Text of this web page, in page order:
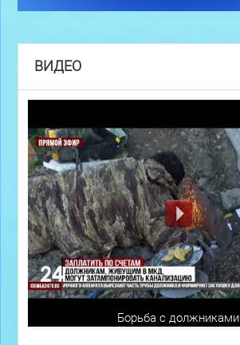
ВИДЕО
Борьба с должниками